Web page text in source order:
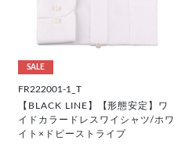
SALE
FR222001-1_T
【BLACK LINE】【形態安定】ワ
イドカラードレスワイシャツ/ホワ
イト×ドビーストライプ